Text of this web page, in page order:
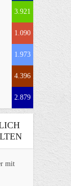
3.921
1.090
1.973
4.396
2.879
mit